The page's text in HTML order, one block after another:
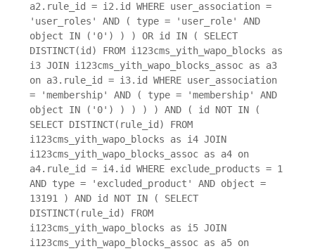
a2.rule_id = i2.id WHERE user_association =
'user_roles' AND ( type = 'user_role' AND
object IN ('0') ) ) OR id IN ( SELECT
DISTINCT(id) FROM i123cms_yith_wapo_blocks as
i3 JOIN i123cms_yith_wapo_blocks_assoc as a3
on a3.rule_id = i3.id WHERE user_association
= 'membership' AND ( type = 'membership' AND
object IN ('0') ) ) ) ) AND ( id NOT IN (
SELECT DISTINCT(rule_id) FROM
i123cms_yith_wapo_blocks as i4 JOIN
i123cms_yith_wapo_blocks_assoc as a4 on
a4.rule_id = i4.id WHERE exclude_products = 1
AND type = 'excluded_product' AND object =
13191 ) AND id NOT IN ( SELECT
DISTINCT(rule_id) FROM
i123cms_yith_wapo_blocks as i5 JOIN
i123cms_yith_wapo_blocks_assoc as a5 on